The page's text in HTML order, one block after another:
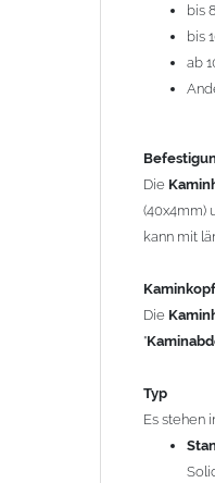
Es stehen
12
Die
Ab einer
Bei der
= 145,39
Bitte
bis
bis
ab
Die
(40x4mm)
kann mit
Die
"
Typ
Es stehen